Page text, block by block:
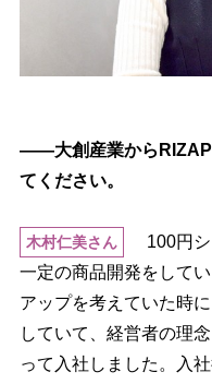
――大創産業からRIZAP
てください。
木村仁美さん
100円シ
一定の商品開発をして
アップを考えていた時
していて、経営者の理
って入社しました。入